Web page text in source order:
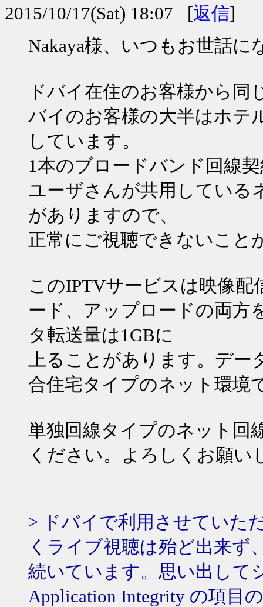
2015/10/17(Sat) 18:07 [返信]
Nakaya様、いつもお世話に
ドバイ在住のお客様から
バイのお客様の大半はホテ
しています。
1本のブロードバンド回線
ユーザさんが共用している
がありますので、
正常にご視聴できないこと
このIPTVサービスは映像
ード、アップロードの両方
タ転送量は1GBに
上ることがあります。デ
合住宅タイプのネット環境
単独回線タイプのネット回
ください。よろしくお願い
> ドバイで利用させていた
くライブ視聴は殆ど出来ず
続いています。思い出して
Application Integrity の項目